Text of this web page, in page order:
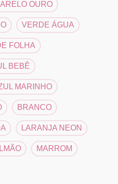
OURO
VERDE ÁGUA
FOLHA
BEBÊ
MARINHO
BRANCO
LARANJA NEON
MARROM